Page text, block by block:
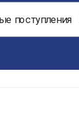
поступления